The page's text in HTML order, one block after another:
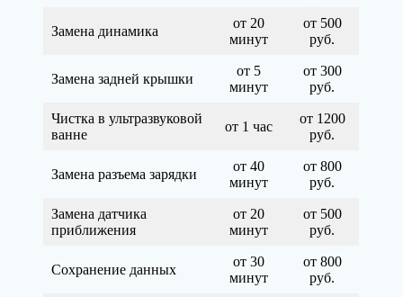
Замена динамика
от 20
минут
от 500
руб.
Замена задней крышки
от 5
минут
от 300
руб.
Чистка в ультразвуковой
ванне
от 1 час
от 1200
руб.
Замена разъема зарядки
от 40
минут
от 800
руб.
Замена датчика
приближения
от 20
минут
от 500
руб.
Сохранение данных
от 30
минут
от 800
руб.